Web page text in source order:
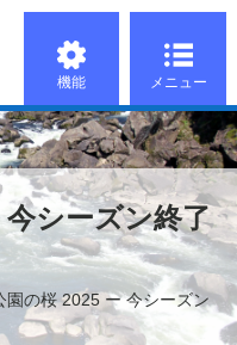
機能 メニュー
シーズン終了
園の桜 2025 ー 今シーズン